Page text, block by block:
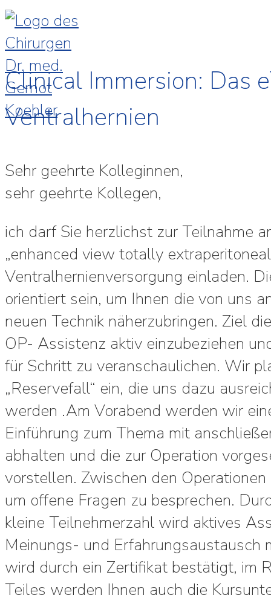
Clinical Immersion: Das
Ventralhernien
Sehr geehrte Kolleginnen,
sehr geehrte Kollegen,
ich darf Sie herzlichst zur Teilnahme
„enhanced view totally
Ventralhernienversorgung einladen.
orientiert sein, um Ihnen die von uns
neuen Technik näherzubringen. Ziel
OP- Assistenz aktiv einzubeziehen
für Schritt zu veranschaulichen. Wir
„Reservefall“ ein, die uns dazu
werden .Am Vorabend werden wir
Einführung zum Thema mit
abhalten und die zur Operation
vorstellen. Zwischen den
um offene Fragen zu besprechen.
kleine Teilnehmerzahl wird aktives
Meinungs- und Erfahrungsaustausch
wird durch ein Zertifikat bestätigt, im
Teiles werden Ihnen auch die